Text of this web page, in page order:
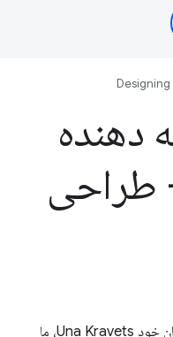
دهنده
طراحی
در قسمت امروز طراحی در مرورگر با میزبان خود Una Kravets، ما